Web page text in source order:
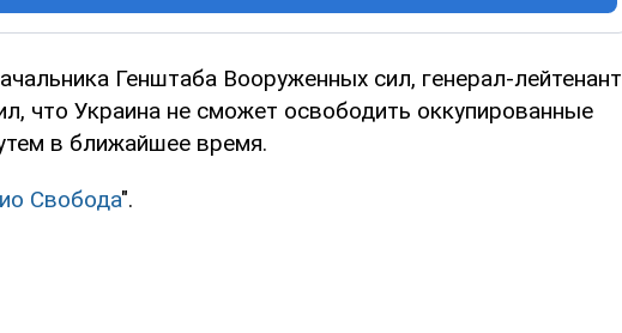
Генштаба Вооруженных сил, генерал-лейтенант
что Украина не сможет освободить оккупированные
в ближайшее время.
Свобода".